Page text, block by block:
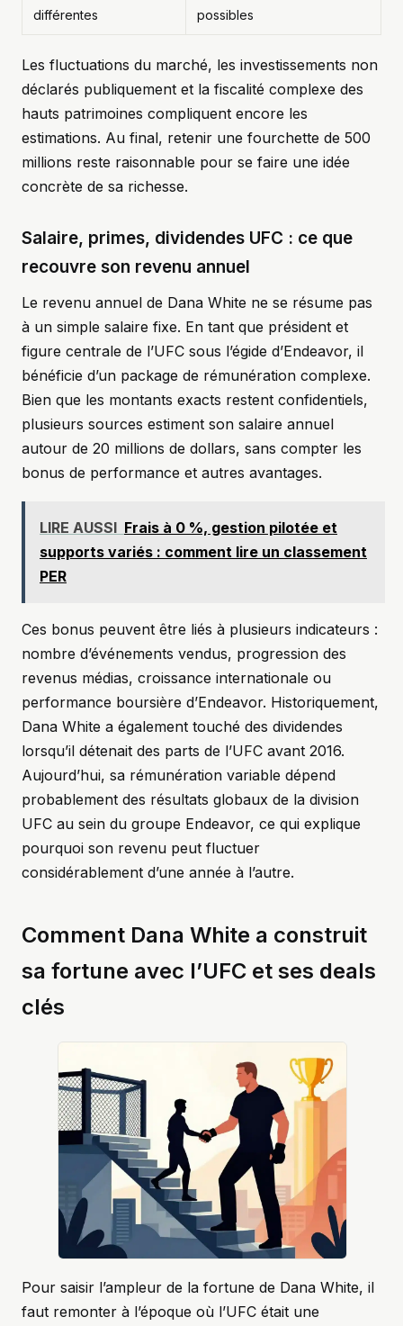
différentes
possibles
Les fluctuations du marché, les investissements non
déclarés publiquement et la fiscalité complexe des
hauts patrimoines compliquent encore les
estimations. Au final, retenir une fourchette de 500
millions reste raisonnable pour se faire une idée
concrète de sa richesse.
Salaire, primes, dividendes UFC : ce que
recouvre son revenu annuel
Le revenu annuel de Dana White ne se résume pas
à un simple salaire fixe. En tant que président et
figure centrale de l’UFC sous l’égide d’Endeavor, il
bénéficie d’un package de rémunération complexe.
Bien que les montants exacts restent confidentiels,
plusieurs sources estiment son salaire annuel
autour de 20 millions de dollars, sans compter les
bonus de performance et autres avantages.
LIRE AUSSI Frais à 0 %, gestion pilotée et
supports variés : comment lire un classement
PER
Ces bonus peuvent être liés à plusieurs indicateurs :
nombre d’événements vendus, progression des
revenus médias, croissance internationale ou
performance boursière d’Endeavor. Historiquement,
Dana White a également touché des dividendes
lorsqu’il détenait des parts de l’UFC avant 2016.
Aujourd’hui, sa rémunération variable dépend
probablement des résultats globaux de la division
UFC au sein du groupe Endeavor, ce qui explique
pourquoi son revenu peut fluctuer
considérablement d’une année à l’autre.
Comment Dana White a construit
sa fortune avec l’UFC et ses deals
clés
Pour saisir l’ampleur de la fortune de Dana White, il
faut remonter à l’époque où l’UFC était une